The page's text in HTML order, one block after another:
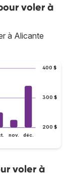
voler à
à Alicante
200 $
300 $
400 $
nov. déc.
voler à